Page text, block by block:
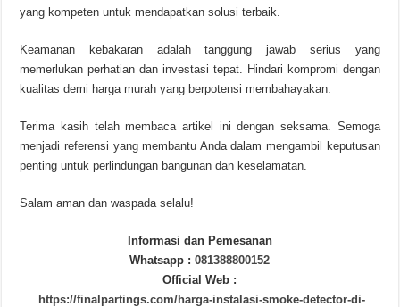
yang kompeten untuk mendapatkan solusi terbaik.
Keamanan kebakaran adalah tanggung jawab serius yang
memerlukan perhatian dan investasi tepat. Hindari kompromi dengan
kualitas demi harga murah yang berpotensi membahayakan.
Terima kasih telah membaca artikel ini dengan seksama. Semoga
menjadi referensi yang membantu Anda dalam mengambil keputusan
penting untuk perlindungan bangunan dan keselamatan.
Salam aman dan waspada selalu!
Informasi dan Pemesanan
Whatsapp :081388800152
Official Web :
https://finalpartings.com/harga-instalasi-smoke-detector-di-